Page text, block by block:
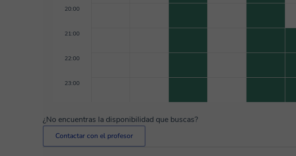
20:00
21:00
22:00
23:00
¿No encuentras la disponibilidad que buscas?
Contactar con el profesor